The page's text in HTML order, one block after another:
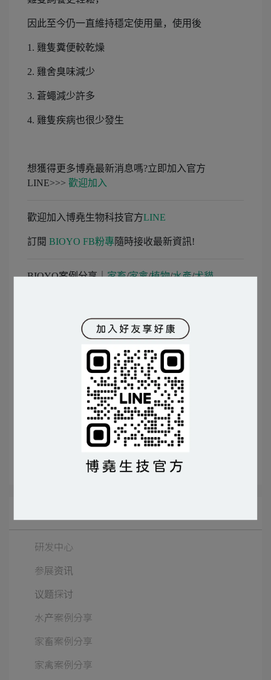
因此至今仍一直維持穩定使用量，使用後
1. 雞隻糞便較乾燥
2. 雞舍臭味減少
3. 蒼蠅減少許多
4. 雞隻疾病也很少發生
想獲得更多博堯最新消息嗎?立即加入官方
LINE>>> 歡迎加入
歡迎加入博堯生物科技官方LINE
訂閱 BIOYO FB粉專隨時接收最新資訊!
BIOYO案例分享｜家畜/家禽/植物/水產/犬貓
博堯團隊將繼續努力開發更多優質的益生菌相關產
活力美 微生物飼料添加劑
白肉雞
研发中心
参展资讯
议题探讨
水产案例分享
家畜案例分享
家禽案例分享